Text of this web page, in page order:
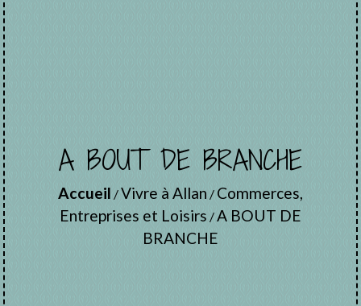
A BOUT DE BRANCHE
Accueil /Vivre à Allan / Commerces,
Entreprises et Loisirs /A BOUT DE
BRANCHE